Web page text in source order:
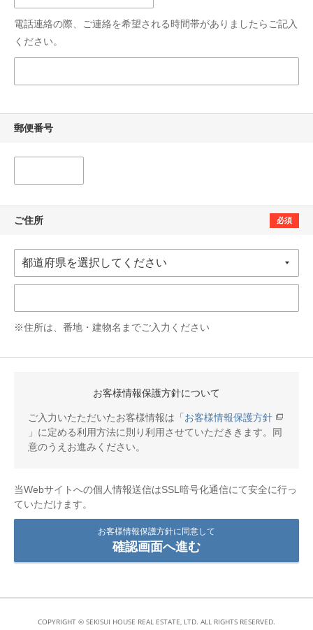
電話連絡の際、ご連絡を希望される時間帯がありましたらご記入
ください。
郵便番号
ご住所 必須
※住所は、番地・建物名までご入力ください
お客様情報保護方針について
ご入力いたただいたお客様情報は「 お客様情報保護方針
」に定める利用方法に則り利用させていただききます。同
意のうえお進みください。
当Webサイトへの個人情報送信はSSL暗号化通信にて安全に行っ
ていただけます。
お客様情報保護方針に同意して
確認画面へ進む
COPYRIGHT © SEKISUI HOUSE REAL ESTATE, LTD. ALL RIGHTS RESERVED.